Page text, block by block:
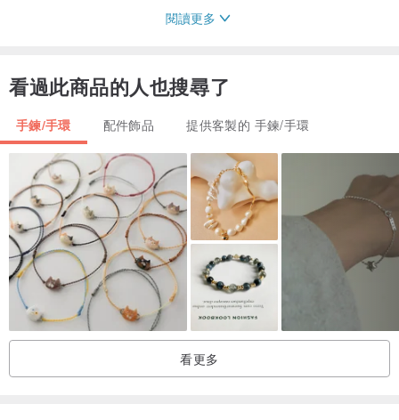
•粉水晶 能提升人緣 及 戀愛運
•月亮石 有戀人之石之稱，有助改善氣場，增強個人魅力，有利於情
侶關係的和睦，有助守護愛情
•紫鋰輝 有助平衡抑鬱情緒,振奮心情 及 帶來平和
•尺寸: 主珠直徑： 約5.5mm 月亮石直徑： 約10mm
建議手圍為12.5-14.5cm者佩戴
如已量度自己手圍後，以上尺寸不適合，不影響設計下，基本上都可
以修改尺寸
•手圍測量方法
方法一：用軟尺繞手腕一周（測量手腕最細處），測量時不宜過緊或
閱讀更多
看過此商品的人也搜尋了
手鍊/手環 配件飾品 提供客製的 手鍊/手環
看更多